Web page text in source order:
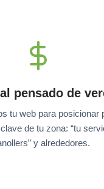
pensado de
tu web para posicionar
de tu zona: “tu
y alrededores.